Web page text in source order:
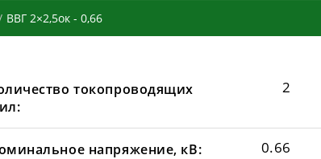
ВВГ 2×2,5ок - 0,66
токопроводящих
2
напряжение, кВ: 0.66